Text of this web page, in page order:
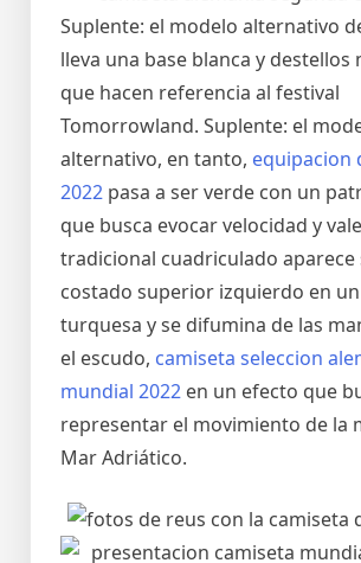
Suplente: el modelo alternativo
lleva una base blanca y
que hacen referencia al festival
Tomorrowland. Suplente: el
alternativo, en tanto, equipacion
2022 pasa a ser verde con un
que busca evocar velocidad y
tradicional cuadriculado aparece
costado superior izquierdo en
turquesa y se difumina de las
el escudo, camiseta seleccion
mundial 2022 en un efecto que
representar el movimiento de la
Mar Adriático.